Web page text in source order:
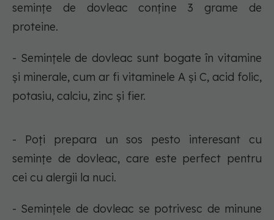
semințe de dovleac conține 3 grame de
proteine.
- Semințele de dovleac sunt bogate în vitamine
și minerale, cum ar fi vitaminele A și C, acid folic,
potasiu, calciu, zinc și fier.
- Poți prepara un sos pesto interesant cu
semințe de dovleac, care este perfect pentru
cei cu alergii la nuci.
- Semințele de dovleac se potrivesc de minune